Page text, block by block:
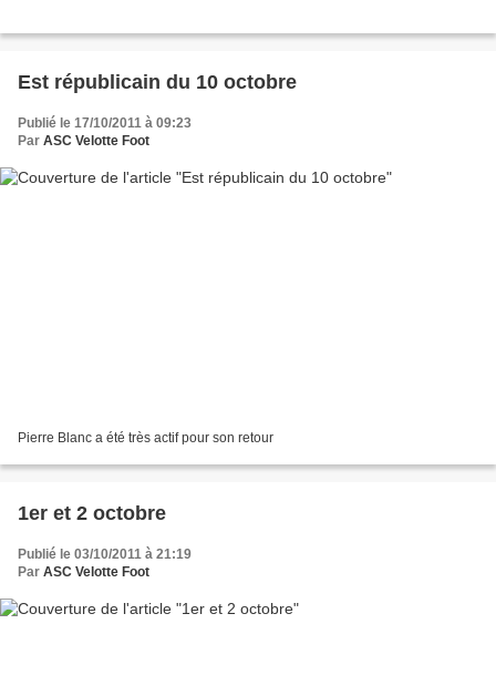
Est républicain du 10 octobre
Publié le 17/10/2011 à 09:23
Par ASC Velotte Foot
Pierre Blanc a été très actif pour son retour
1er et 2 octobre
Publié le 03/10/2011 à 21:19
Par ASC Velotte Foot